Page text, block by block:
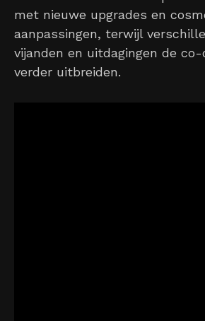
met nieuwe upgrades en
aanpassingen, terwijl
vijanden en uitdagingen de
verder uitbreiden.